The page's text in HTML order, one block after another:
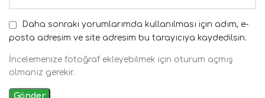
Daha sonraki yorumlarımda kullanılması için adım, e-
posta adresim ve site adresim bu tarayıcıya kaydedilsin.
İncelemenize fotoğraf ekleyebilmek için oturum açmış
olmanız gerekir.